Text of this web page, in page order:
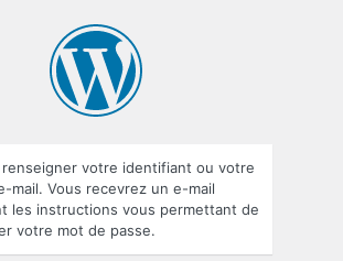
votre identifiant ou votre
mail. Vous recevrez un e-mail
les instructions vous permettant de
votre mot de passe.